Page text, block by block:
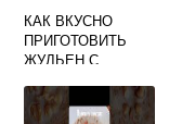
КАК ВКУСНО
ПРИГОТОВИТЬ
ЖУЛЬЕН С
ГРИБАМИ В
ДУХОВКЕ СО